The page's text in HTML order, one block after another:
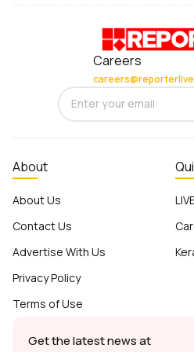
Careers
About
About Us
Contact Us
Advertise With Us
Privacy Policy
Terms of Use
Get the latest news at